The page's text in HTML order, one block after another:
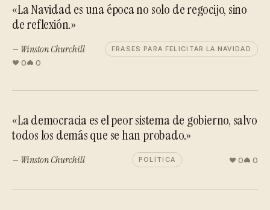
«La Navidad es una época no solo de regocijo, sino
de reflexión.»
— Winston Churchill FRASES PARA FELICITAR LA NAVIDAD
0 0
«La democracia es el peor sistema de gobierno, salvo
todos los demás que se han probado.»
— Winston Churchill POLÍTICA 0 0